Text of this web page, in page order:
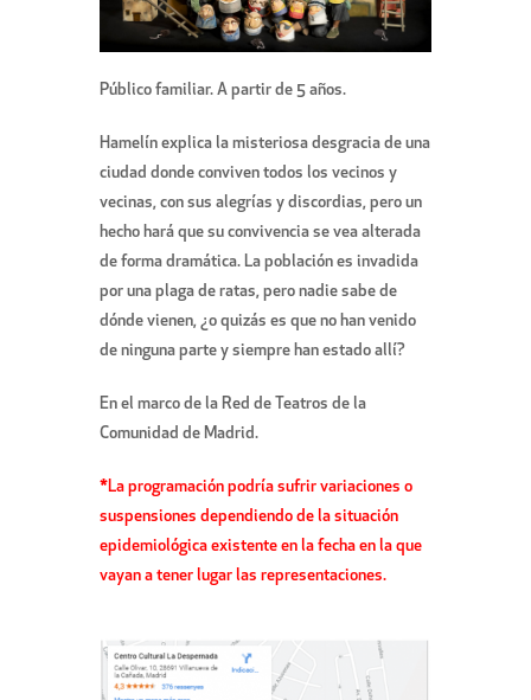
Público familiar. A partir de 5 años.
Hamelín explica la misteriosa desgracia de una
ciudad donde conviven todos los vecinos y
vecinas, con sus alegrías y discordias, pero un
hecho hará que su convivencia se vea alterada
de forma dramática. La población es invadida
por una plaga de ratas, pero nadie sabe de
dónde vienen, ¿o quizás es que no han venido
de ninguna parte y siempre han estado allí?
En el marco de la Red de Teatros de la
Comunidad de Madrid.
*La programación podría sufrir variaciones o
suspensiones dependiendo de la situación
epidemiológica existente en la fecha en la que
vayan a tener lugar las representaciones.